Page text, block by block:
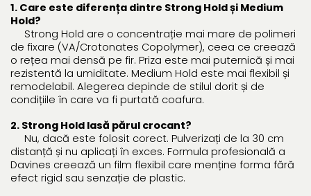
1. Care este diferența dintre Strong Hold și Medium
Hold?
Strong Hold are o concentrație mai mare de polimeri
de fixare (VA/Crotonates Copolymer), ceea ce creează
o rețea mai densă pe fir. Priza este mai puternică și mai
rezistentă la umiditate. Medium Hold este mai flexibil și
remodelabil. Alegerea depinde de stilul dorit și de
condițiile în care va fi purtată coafura.
2. Strong Hold lasă părul crocant?
Nu, dacă este folosit corect. Pulverizați de la 30 cm
distanță și nu aplicați în exces. Formula profesională a
Davines creează un film flexibil care menține forma fără
efect rigid sau senzație de plastic.